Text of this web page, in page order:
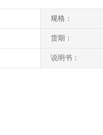
规格：
货期：
说明书：